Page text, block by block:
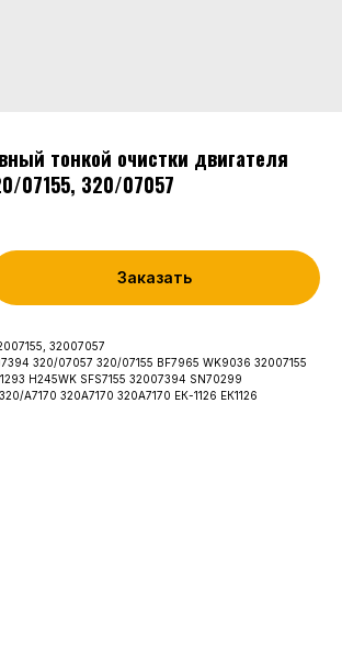
тонкой очистки двигателя
07155, 320/07057
Заказать
32007057
320/07057 320/07155 BF7965 WK9036 32007155
H245WK SFS7155 32007394 SN70299
А7170 320А7170 320A7170 ЕК-1126 ЕК1126